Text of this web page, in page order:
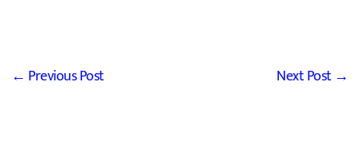
← Previous Post Next Post →